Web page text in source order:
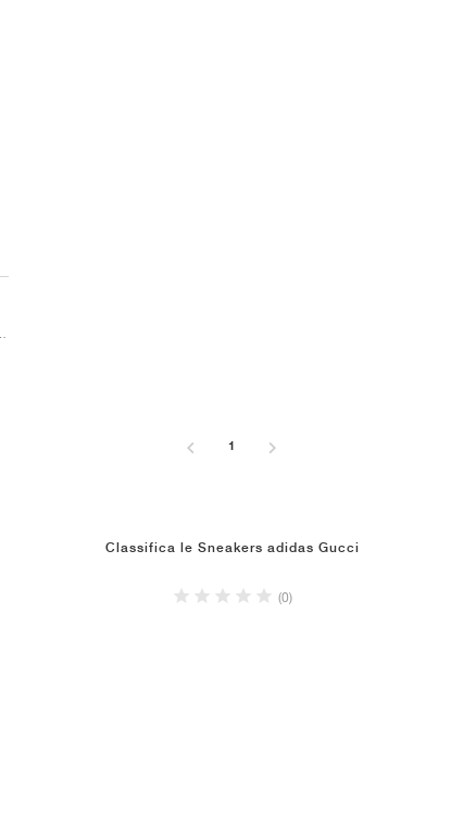
1
Classifica le Sneakers adidas Gucci
(0)